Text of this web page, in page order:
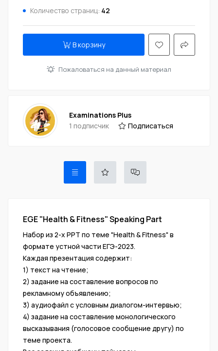
Количество страниц: 42
В корзину
Пожаловаться на данный материал
Examinations Plus
1 подписчик
Подписаться
EGE "Health & Fitness" Speaking Part
Набор из 2-х РРТ по теме "Health & Fitness" в
формате устной части ЕГЭ-2023.
Каждая презентация содержит:
1) текст на чтение;
2) задание на составление вопросов по
рекламному объявлению;
3) аудиофайл с условным диалогом-интервью;
4) задание на составление монологического
высказывания (голосовое сообщение другу) по
теме проекта.